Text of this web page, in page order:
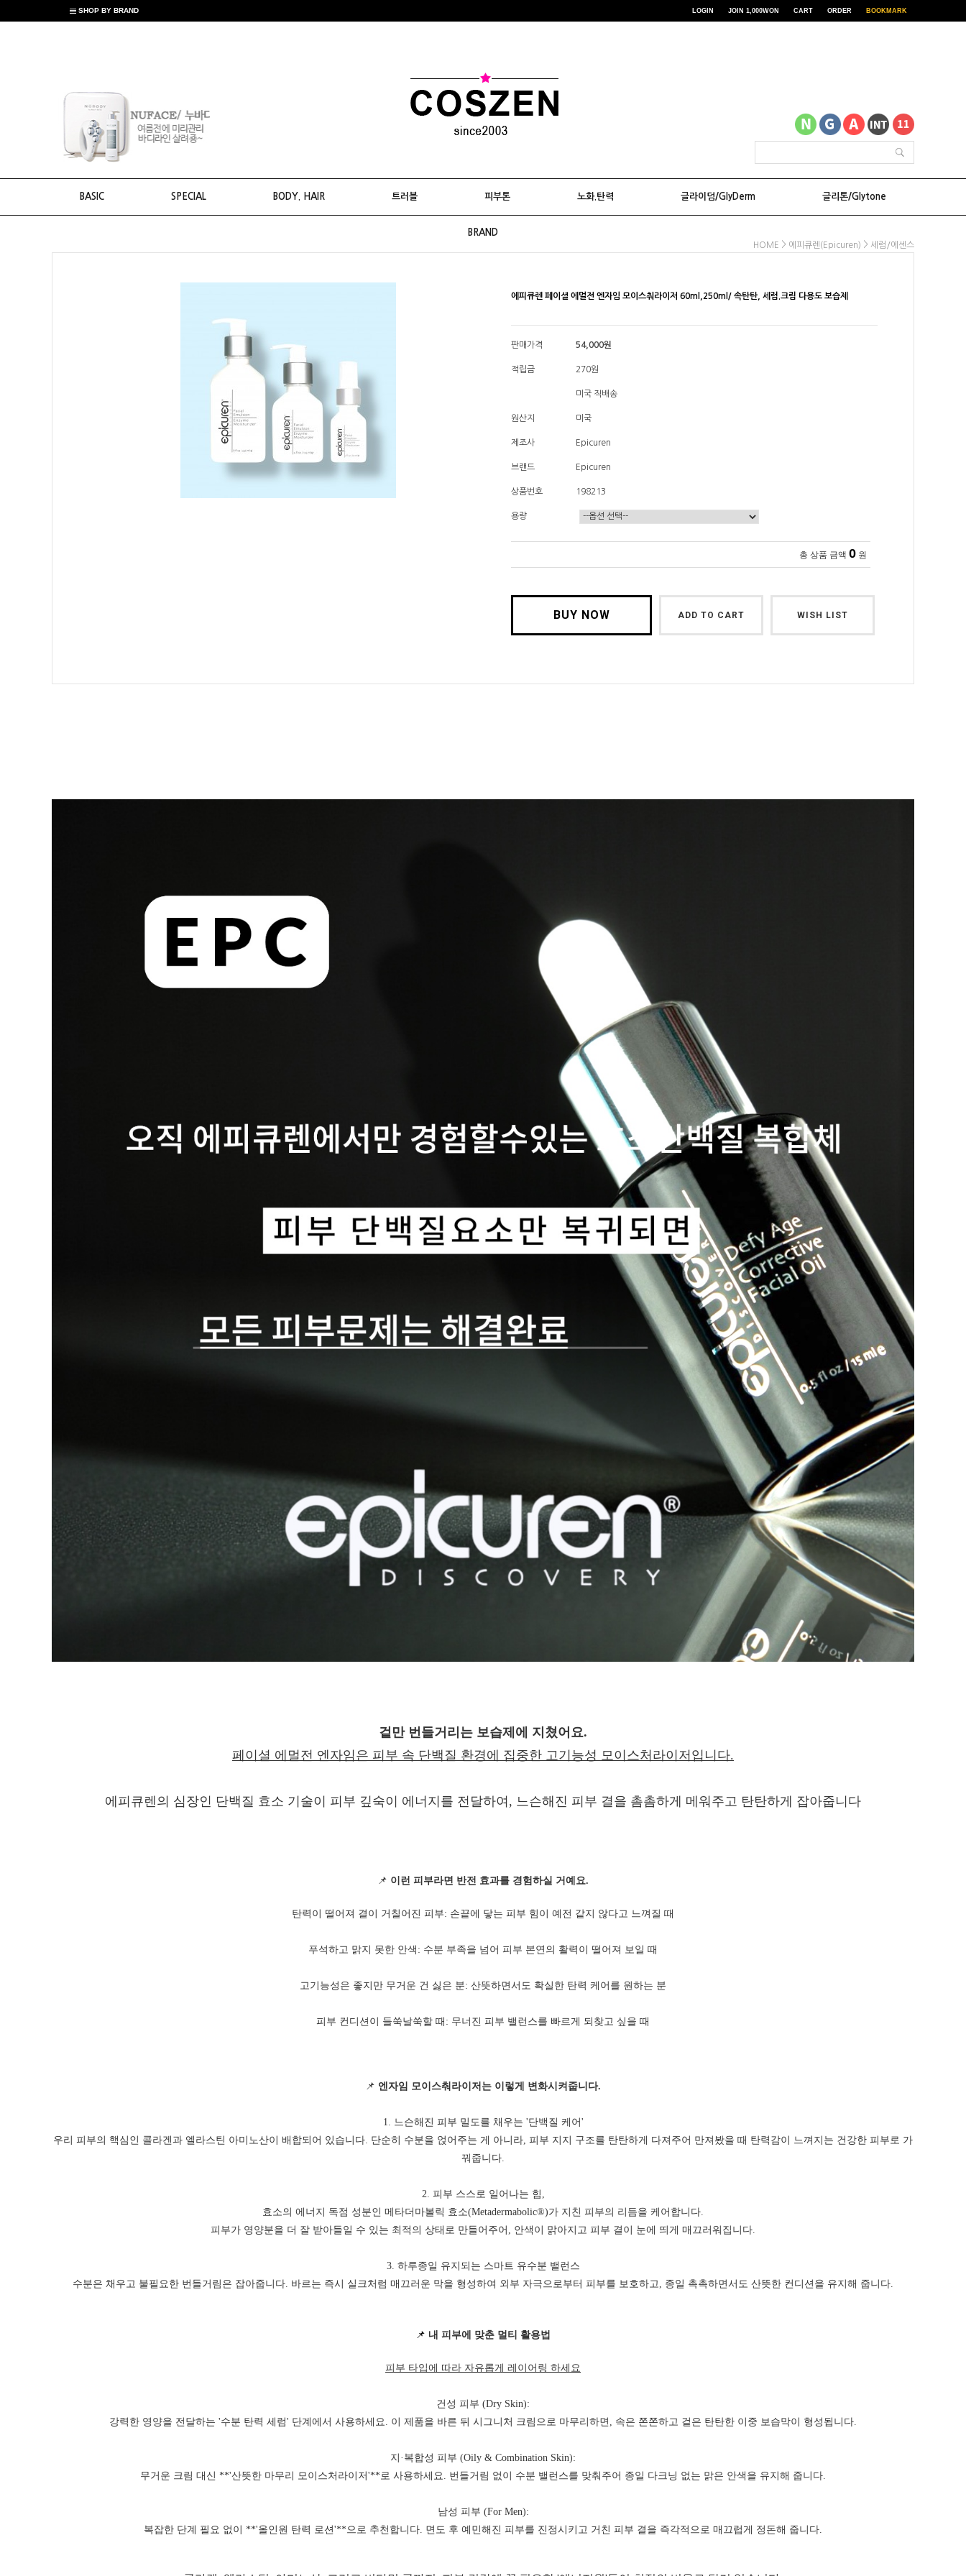
SHOP BY BRAND LOGIN JOIN 1,000WON CART ORDER BOOKMARK
BASIC SPECIAL BODY. HAIR 트러블 피부톤 노화.탄력 글라이덤/GlyDerm 글리톤/Glytone
BRAND
HOME > 에피큐렌(Epicuren) > 세럼/에센스
에피큐렌 페이셜 에멀전 엔자임 모이스춰라이저 60ml,250ml/ 속탄탄, 세럼.크림 다용도 보습제
판매가격 54,000원
적립금 270원
미국 직배송
원산지 미국
제조사 Epicuren
브랜드 Epicuren
상품번호 198213
용량
총 상품 금액 0 원
BUY NOW ADD TO CART WISH LIST
겉만 번들거리는 보습제에 지쳤어요.
페이셜 에멀전 엔자임은 피부 속 단백질 환경에 집중한 고기능성 모이스처라이저입니다.
에피큐렌의 심장인 단백질 효소 기술이 피부 깊숙이 에너지를 전달하여, 느슨해진 피부 결을 촘촘하게 메워주고 탄탄하게 잡아줍니다
📌 이런 피부라면 반전 효과를 경험하실 거예요.
탄력이 떨어져 결이 거칠어진 피부: 손끝에 닿는 피부 힘이 예전 같지 않다고 느껴질 때
푸석하고 맑지 못한 안색: 수분 부족을 넘어 피부 본연의 활력이 떨어져 보일 때
고기능성은 좋지만 무거운 건 싫은 분: 산뜻하면서도 확실한 탄력 케어를 원하는 분
피부 컨디션이 들쑥날쑥할 때: 무너진 피부 밸런스를 빠르게 되찾고 싶을 때
📌 엔자임 모이스춰라이저는 이렇게 변화시켜줍니다.
1. 느슨해진 피부 밀도를 채우는 '단백질 케어'
우리 피부의 핵심인 콜라겐과 엘라스틴 아미노산이 배합되어 있습니다. 단순히 수분을 얹어주는 게 아니라, 피부 지지 구조를 탄탄하게 다져주어 만져봤을 때 탄력감이 느껴지는 건강한 피부로 가
꿔줍니다.
2. 피부 스스로 일어나는 힘,
효소의 에너지 독점 성분인 메타더마볼릭 효소(Metadermabolic®)가 지친 피부의 리듬을 케어합니다.
피부가 영양분을 더 잘 받아들일 수 있는 최적의 상태로 만들어주어, 안색이 맑아지고 피부 결이 눈에 띄게 매끄러워집니다.
3. 하루종일 유지되는 스마트 유수분 밸런스
수분은 채우고 불필요한 번들거림은 잡아줍니다. 바르는 즉시 실크처럼 매끄러운 막을 형성하여 외부 자극으로부터 피부를 보호하고, 종일 촉촉하면서도 산뜻한 컨디션을 유지해 줍니다.
📌 내 피부에 맞춘 멀티 활용법
피부 타입에 따라 자유롭게 레이어링 하세요
건성 피부 (Dry Skin):
강력한 영양을 전달하는 '수분 탄력 세럼' 단계에서 사용하세요. 이 제품을 바른 뒤 시그니처 크림으로 마무리하면, 속은 쫀쫀하고 겉은 탄탄한 이중 보습막이 형성됩니다.
지·복합성 피부 (Oily & Combination Skin):
무거운 크림 대신 **'산뜻한 마무리 모이스처라이저'**로 사용하세요. 번들거림 없이 수분 밸런스를 맞춰주어 종일 다크닝 없는 맑은 안색을 유지해 줍니다.
남성 피부 (For Men):
복잡한 단계 필요 없이 **'올인원 탄력 로션'**으로 추천합니다. 면도 후 예민해진 피부를 진정시키고 거친 피부 결을 즉각적으로 매끄럽게 정돈해 줍니다.